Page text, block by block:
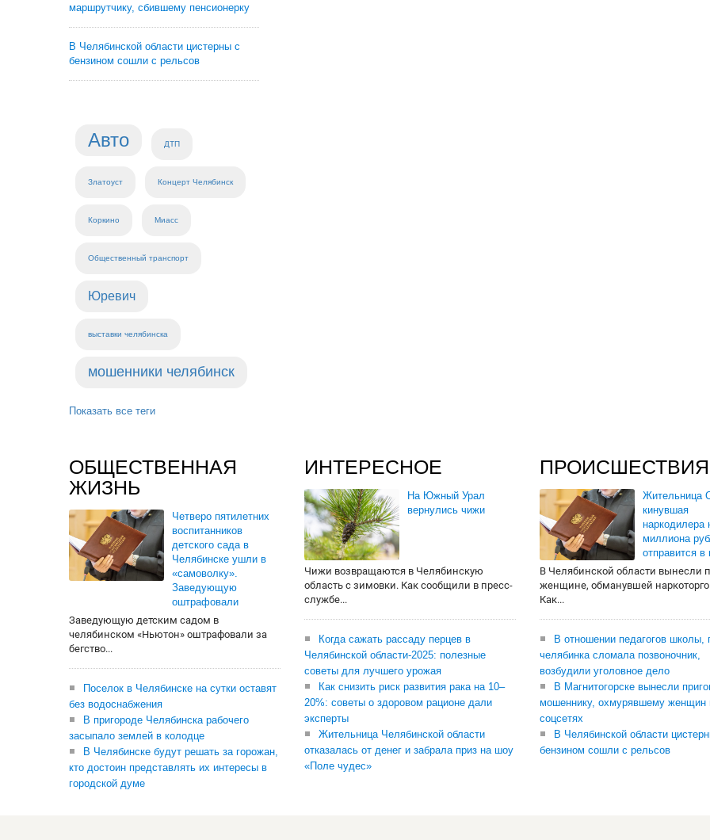
маршрутчику, сбившему пенсионерку
В Челябинской области цистерны с
бензином сошли с рельсов
Авто ДТП
Златоуст Концерт Челябинск
Коркино Миасс
Общественный транспорт
Юревич
выставки челябинска
мошенники челябинск
Показать все теги
ОБЩЕСТВЕННАЯ
ЖИЗНЬ
Четверо пятилетних
воспитанников
детского сада в
Челябинске ушли в
«самоволку».
Заведующую
оштрафовали
Заведующую детским садом в
челябинском «Ньютон» оштрафовали за
бегство...
Поселок в Челябинске на сутки оставят
без водоснабжения
В пригороде Челябинска рабочего
засыпало землей в колодце
В Челябинске будут решать за горожан,
кто достоин представлять их интересы в
городской думе
ИНТЕРЕСНОЕ
На Южный Урал
вернулись чижи
Чижи возвращаются в Челябинскую
область с зимовки. Как сообщили в пресс-
службе...
Когда сажать рассаду перцев в
Челябинской области-2025: полезные
советы для лучшего урожая
Как снизить риск развития рака на 10–
20%: советы о здоровом рационе дали
эксперты
Жительница Челябинской области
отказалась от денег и забрала приз на шоу
«Поле чудес»
ПРОИСШЕСТВИЯ
Жительница
кинувшая
наркодилера
миллиона
отправится
В Челябинской области вынесли
женщине, обманувшей
Как...
В отношении педагогов школы,
челябинка сломала позвоночник,
возбудили уголовное дело
В Магнитогорске вынесли
мошеннику, охмурявшему женщин
соцсетях
В Челябинской области
бензином сошли с рельсов